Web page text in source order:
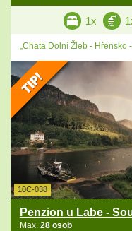
1x
„Chata Dolní Žleb - Hřensko
10C-038
Penzion u Labe -
Max. 28 osob